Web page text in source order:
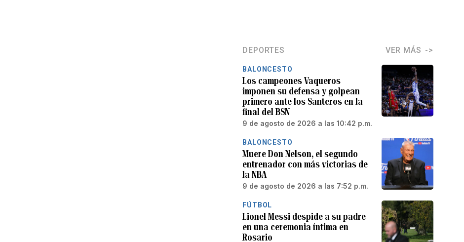
DEPORTES VER MÁS
BALONCESTO
Los campeones Vaqueros
imponen su defensa y golpean
primero ante los Santeros en la
final del BSN
9 de agosto de 2026 a las 10:42 p.m.
BALONCESTO
Muere Don Nelson, el segundo
entrenador con más victorias de
la NBA
9 de agosto de 2026 a las 7:52 p.m.
FÚTBOL
Lionel Messi despide a su padre
en una ceremonia íntima en
Rosario